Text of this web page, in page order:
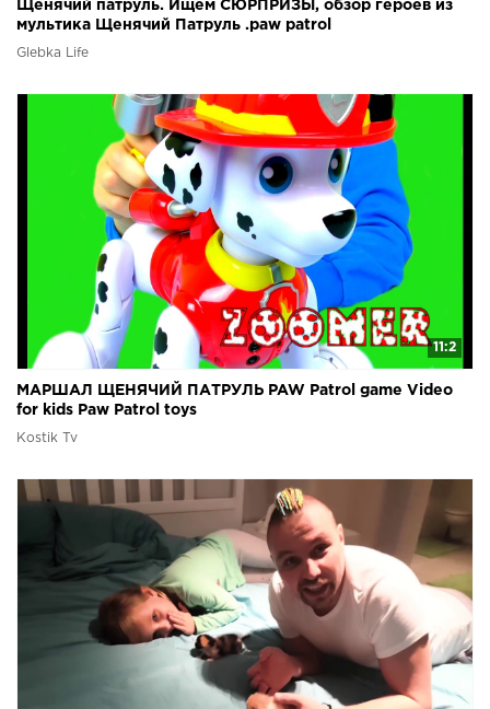
Щенячий патруль. Ищем СЮРПРИЗЫ, обзор героев из
мультика Щенячий Патруль .paw patrol
Glebka Life
11:2
МАРШАЛ ЩЕНЯЧИЙ ПАТРУЛЬ PAW Patrol game Video
for kids Paw Patrol toys
Kostik Tv